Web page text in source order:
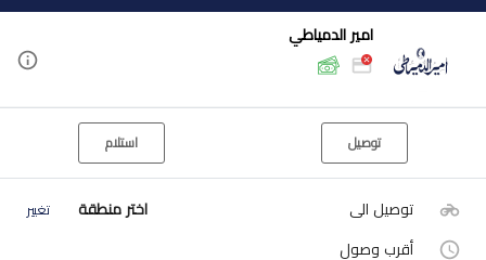
امير الدمياطي
توصيل استلام
توصيل الى اختر منطقة تغيير
أقرب وصول